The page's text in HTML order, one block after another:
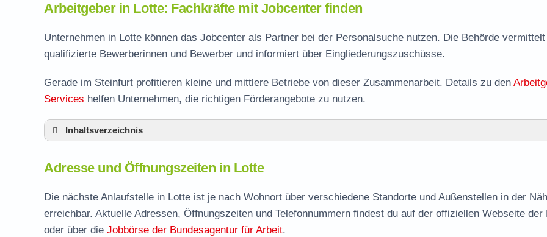
Arbeitgeber in Lotte: Fachkräfte mit Jobcenter finden
Unternehmen in Lotte können das Jobcenter als Partner bei der Personalsuche nutzen. Die Behörde vermittelt
qualifizierte Bewerberinnen und Bewerber und informiert über Eingliederungszuschüsse.
Gerade im Steinfurt profitieren kleine und mittlere Betriebe von dieser Zusammenarbeit. Details zu den
Services helfen Unternehmen, die richtigen Förderangebote zu nutzen.
Inhaltsverzeichnis
Leistungen der Arbeitsvermittlung in Lotte
Termin vereinbaren und Bürgergeld beantragen
Jobcenter Steinfurt – zuständige Stelle
Adresse und Öffnungszeiten in Lotte
Die nächste Anlaufstelle in Lotte ist je nach Wohnort über verschiedene Standorte und Außenstellen in der
erreichbar. Aktuelle Adressen, Öffnungszeiten und Telefonnummern findest du auf der offiziellen Webseite der
oder über die Jobbörse der Bundesagentur für Arbeit.